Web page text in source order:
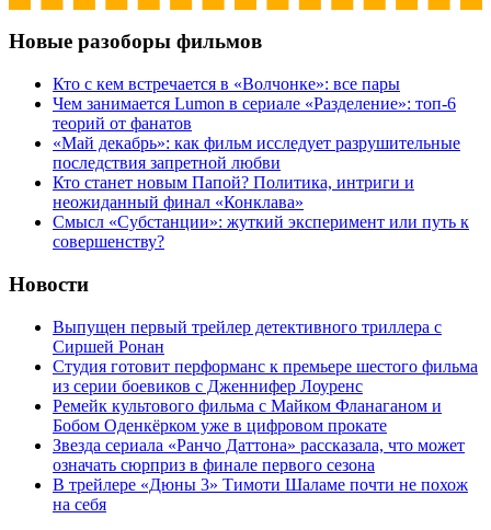
Новые разоборы фильмов
Кто с кем встречается в «Волчонке»: все пары
Чем занимается Lumon в сериале «Разделение»: топ-6
теорий от фанатов
«Май декабрь»: как фильм исследует разрушительные
последствия запретной любви
Кто станет новым Папой? Политика, интриги и
неожиданный финал «Конклава»
Cмысл «Субстанции»: жуткий эксперимент или путь к
совершенству?
Новости
Выпущен первый трейлер детективного триллера с
Сиршей Ронан
Студия готовит перформанс к премьере шестого фильма
из серии боевиков с Дженнифер Лоуренс
Ремейк культового фильма с Майком Фланаганом и
Бобом Оденкёрком уже в цифровом прокате
Звезда сериала «Ранчо Даттона» рассказала, что может
означать сюрприз в финале первого сезона
В трейлере «Дюны 3» Тимоти Шаламе почти не похож
на себя